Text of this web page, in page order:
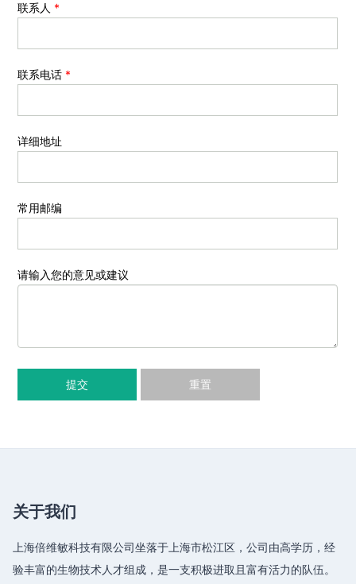
联系人 *
联系电话 *
详细地址
常用邮编
请输入您的意见或建议
提交 重置
关于我们
上海倍维敏科技有限公司坐落于上海市松江区，公司由高学历，经
验丰富的生物技术人才组成，是一支积极进取且富有活力的队伍。